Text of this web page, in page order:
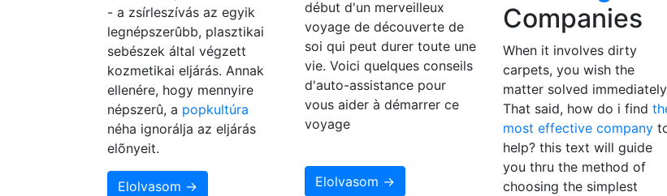
- a zsírleszívás az egyik
legnépszerûbb, plasztikai
sebészek által végzett
kozmetikai eljárás. Annak
ellenére, hogy mennyire
népszerû, a popkultúra
néha ignorálja az eljárás
elõnyeit.
Elolvasom →
début d'un merveilleux
voyage de découverte de
soi qui peut durer toute une
vie. Voici quelques conseils
d'auto-assistance pour
vous aider à démarrer ce
voyage
Elolvasom →
Companies
When it involves dirty
carpets, you wish the
matter solved
That said, how do i find
most effective company
help? this text will guide
you thru the method of
choosing the simplest